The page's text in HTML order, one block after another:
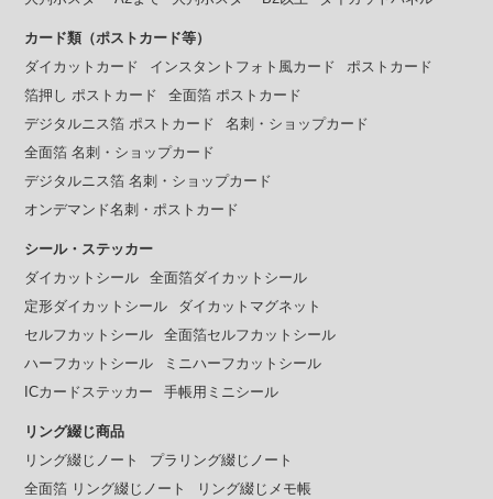
カード類（ポストカード等）
ダイカットカード
インスタントフォト風カード
ポストカード
箔押し ポストカード
全面箔 ポストカード
デジタルニス箔 ポストカード
名刺・ショップカード
全面箔 名刺・ショップカード
デジタルニス箔 名刺・ショップカード
オンデマンド名刺・ポストカード
シール・ステッカー
ダイカットシール
全面箔ダイカットシール
定形ダイカットシール
ダイカットマグネット
セルフカットシール
全面箔セルフカットシール
ハーフカットシール
ミニハーフカットシール
ICカードステッカー
手帳用ミニシール
リング綴じ商品
リング綴じノート
プラリング綴じノート
全面箔 リング綴じノート
リング綴じメモ帳